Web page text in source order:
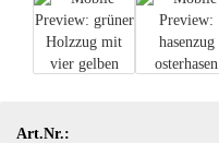
Art.Nr.: